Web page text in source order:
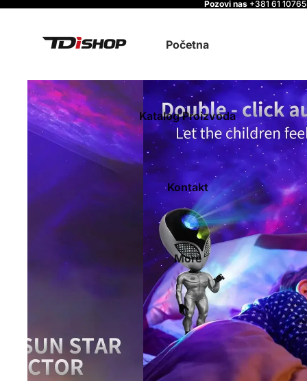
Pozovi nas +381 61
Početna
Katalog Proizvoda
Kontakt
More